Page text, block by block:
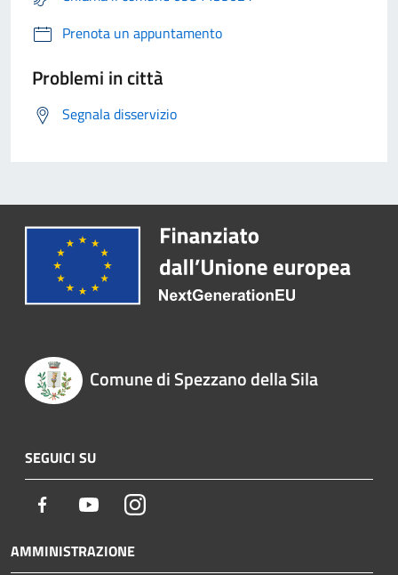
Prenota un appuntamento
Problemi in città
Segnala disservizio
Comune di Spezzano della Sila
SEGUICI SU
Facebook YoutubeInstagram
AMMINISTRAZIONE